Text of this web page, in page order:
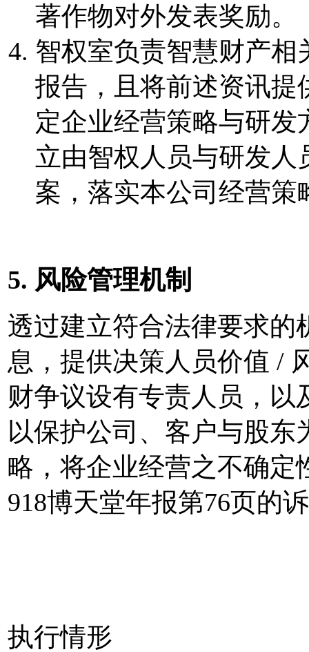
著作物对外发表奖励。
智权室负责智慧财产
报告，且将前述资讯提
定企业经营策略与研
立由智权人员与研发
案，落实本公司经营
5. 风险管理机制
透过建立符合法律要求的
息，提供决策人员价值 /
财争议设有专责人员，
以保护公司、客户与股
略，将企业经营之不确定
918博天堂年报第76页的
执行情形